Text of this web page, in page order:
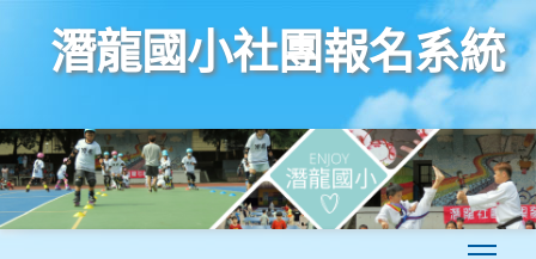
潛龍國小社團報名系統